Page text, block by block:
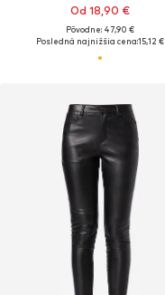
Od 18,90 €
Pôvodne: 47,90 €
Posledná najnižšia cena:15,12 €